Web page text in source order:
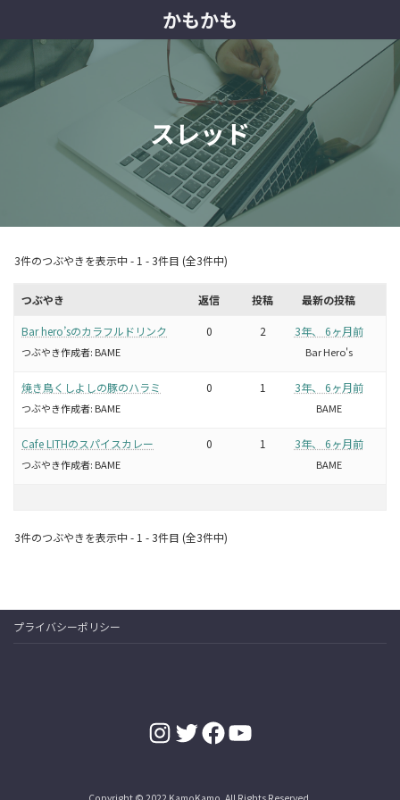
テ
ツ
へ
ゲ
シ
ョ
かもかも
スレッド
3件のつぶやきを表示中 - 1 - 3件目 (全3件中)
つぶやき 返信 投稿 最新の投稿
Bar hero’sのカラフルドリンク
つぶやき作成者: BAME
0 2 3年、 6ヶ月前
Bar Hero's
焼き鳥くしよしの豚のハラミ
つぶやき作成者: BAME
0 1 3年、 6ヶ月前
BAME
Cafe LITHのスパイスカレー
つぶやき作成者: BAME
0 1 3年、 6ヶ月前
BAME
3件のつぶやきを表示中 - 1 - 3件目 (全3件中)
プライバシーポリシー
Instagram
Twitter
Facebook
YouTube